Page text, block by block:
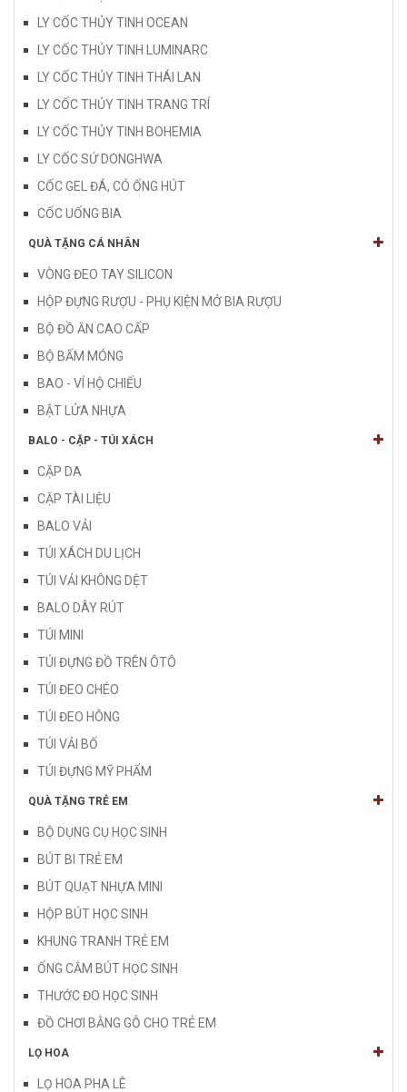
LY CỐC THỦY TINH OCEAN
LY CỐC THỦY TINH LUMINARC
LY CỐC THỦY TINH THÁI LAN
LY CỐC THỦY TINH TRANG TRÍ
LY CỐC THỦY TINH BOHEMIA
LY CỐC SỨ DONGHWA
CỐC GEL ĐÁ, CÓ ỐNG HÚT
CỐC UỐNG BIA
QUÀ TẶNG CÁ NHÂN
VÒNG ĐEO TAY SILICON
HỘP ĐỰNG RƯỢU - PHỤ KIỆN MỞ BIA RƯỢU
BỘ ĐỒ ĂN CAO CẤP
BỘ BẤM MÓNG
BAO - VÍ HỘ CHIẾU
BẬT LỬA NHỰA
BALO - CẶP - TÚI XÁCH
CẶP DA
CẶP TÀI LIỆU
BALO VẢI
TÚI XÁCH DU LỊCH
TÚI VẢI KHÔNG DỆT
BALO DÂY RÚT
TÚI MINI
TÚI ĐỰNG ĐỒ TRÊN ÔTÔ
TÚI ĐEO CHÉO
TÚI ĐEO HÔNG
TÚI VẢI BỐ
TÚI ĐỰNG MỸ PHẨM
QUÀ TẶNG TRẺ EM
BỘ DỤNG CỤ HỌC SINH
BÚT BI TRẺ EM
BÚT QUẠT NHỰA MINI
HỘP BÚT HỌC SINH
KHUNG TRANH TRẺ EM
ỐNG CẮM BÚT HỌC SINH
THƯỚC ĐO HỌC SINH
ĐỒ CHƠI BẰNG GỖ CHO TRẺ EM
LỌ HOA
LỌ HOA PHA LÊ